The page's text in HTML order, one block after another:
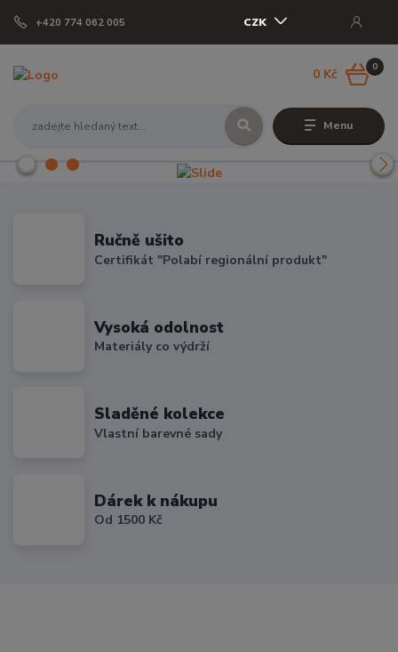
Menu
+420 774 062 005 CZK
0
0 Kč
Ručně ušito
Certifikát "Polabí regionální produkt"
Vysoká odolnost
Materiály co výdrží
Sladěné kolekce
Vlastní barevné sady
Dárek k nákupu
Od 1500 Kč